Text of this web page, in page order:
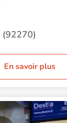
(92270)
En savoir plus